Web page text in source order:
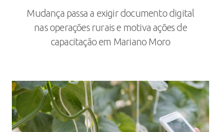
Mudança passa a exigir documento digital
nas operações rurais e motiva ações de
capacitação em Mariano Moro